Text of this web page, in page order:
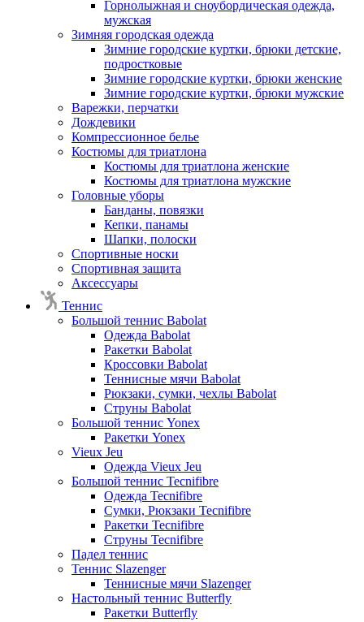
Горнолыжная и сноубордическая одежда,
мужская
Зимняя городская одежда
Зимние городские куртки, брюки детские,
подростковые
Зимние городские куртки, брюки женские
Зимние городские куртки, брюки мужские
Варежки, перчатки
Дождевики
Компрессионное белье
Костюмы для триатлона
Костюмы для триатлона женские
Костюмы для триатлона мужские
Головные уборы
Банданы, повязки
Кепки, панамы
Шапки, полоски
Спортивные носки
Спортивная защита
Аксессуары
Теннис
Большой теннис Babolat
Одежда Babolat
Ракетки Babolat
Кроссовки Babolat
Теннисные мячи Babolat
Рюкзаки, сумки, чехлы Babolat
Струны Babolat
Большой теннис Yonex
Ракетки Yonex
Vieux Jeu
Одежда Vieux Jeu
Большой теннис Tecnifibre
Одежда Tecnifibre
Сумки, Рюкзаки Tecnifibre
Ракетки Tecnifibre
Струны Tecnifibre
Падел теннис
Теннис Slazenger
Теннисные мячи Slazenger
Настольный теннис Butterfly
Ракетки Butterfly